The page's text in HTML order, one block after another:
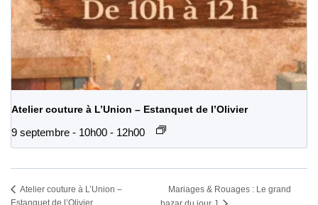
Atelier couture à L’Union – Estanquet de l’Olivier
9 septembre - 10h00 - 12h00
Atelier couture à L’Union –
Mariages & Rouages : Le grand